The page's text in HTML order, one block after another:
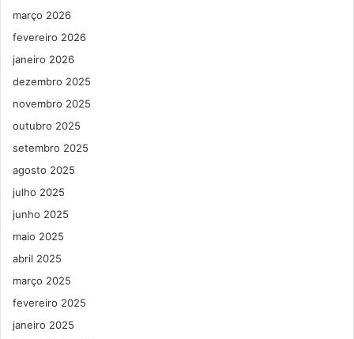
março 2026
fevereiro 2026
janeiro 2026
dezembro 2025
novembro 2025
outubro 2025
setembro 2025
agosto 2025
julho 2025
junho 2025
maio 2025
abril 2025
março 2025
fevereiro 2025
janeiro 2025